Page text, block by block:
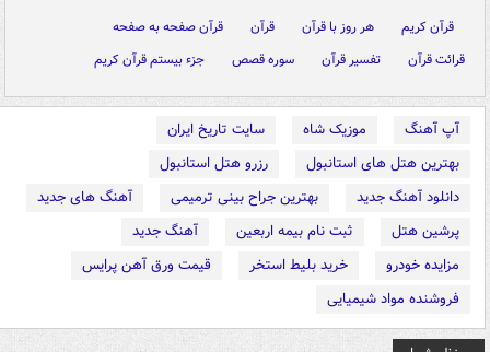
قرآن کریم هر روز با قرآن قرآن
قرآن صفحه به صفحه
قرائت قرآن
تفسیر قرآن سوره قصص جزء بیستم قرآن کریم
آپ آهنگ موزیک شاه
سایت تاریخ ایران
بهترین هتل های استانبول
رزرو هتل استانبول
دانلود آهنگ جدید
بهترین جراح بینی ترمیمی
آهنگ های جدید
پرشین هتل
ثبت نام بیمه اربعین
آهنگ جدید
مزایده خودرو
خرید بلیط استخر
قیمت ورق آهن پرایس
فروشنده مواد شیمیایی